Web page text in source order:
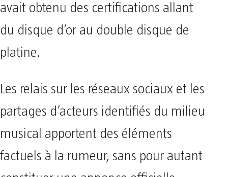
avait obtenu des certifications allant
du disque d’or au double disque de
platine.
Les relais sur les réseaux sociaux et les
partages d’acteurs identifiés du milieu
musical apportent des éléments
factuels à la rumeur, sans pour autant